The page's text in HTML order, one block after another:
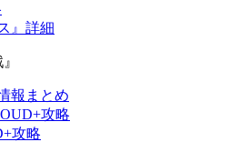
』詳細
報まとめ
攻略
攻略